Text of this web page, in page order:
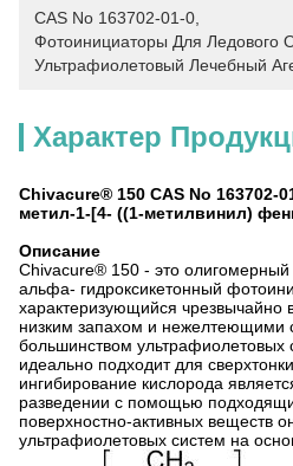
CAS No 163702-01-0
Фотоинициаторы Для Ледового
Ультрафиолетовый Лечебный
Характер
Chivacure® 150 CAS No 163702-
метил-1-[4- ((1-метилвинил)
Описание
Chivacure® 150 - это
альфа- гидроксикетонный
характеризующийся чрезвычайно
низким запахом и нежелтеющими
большинством ультрафиолетовых
идеально подходит для
ингибирование кислорода
разведении с помощью
поверхностно-активных веществ
ультрафиолетовых систем на